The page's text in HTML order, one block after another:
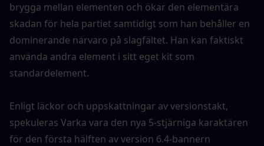
brygga mellan elementen och ökar den elementära
skadan för hela partiet samtidigt som han behåller en
dominerande närvaro på slagfältet. Han kan faktiskt
använda andra element i sitt eget kit som
standardelement.
Enligt läckor och uppskattningar av versionstakt,
spekuleras Varka vara den nya 5-stjärniga karaktären
för den första hälften av version 6.4-bannern